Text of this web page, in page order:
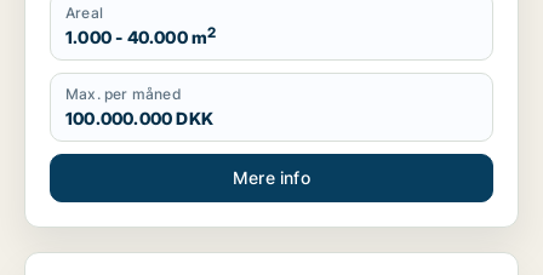
Areal
1.000 - 40.000 m2
Max. per måned
100.000.000 DKK
Mere info